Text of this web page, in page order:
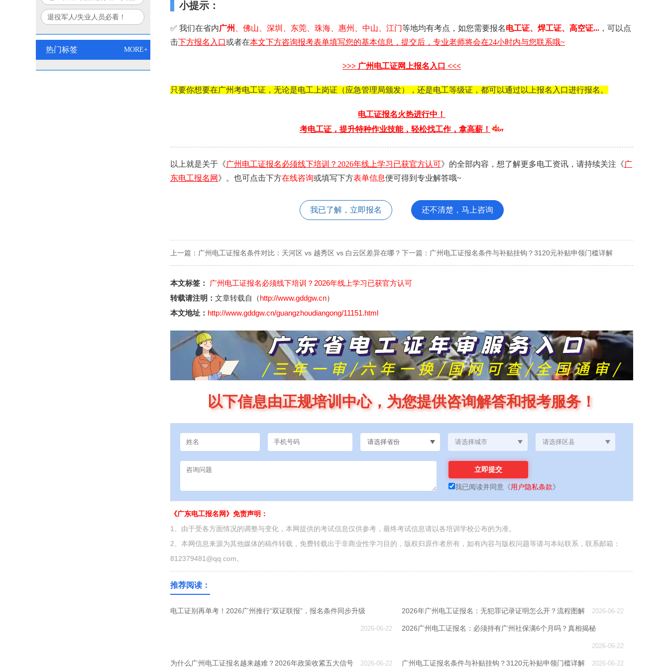
口诀
部+应急部联合认证权威解读
退役军人/失业人员必看！
入口
热门标签 MORE+
小提示：
✅ 我们在省内广州 、佛山、深圳、东莞、珠海、惠州、中山、江门等地均有考点，如您需要 报名电工证 、 焊工证 、 高空证... ，可以点
击下方报名入口或者在本文下方咨询报考表单填写您的基本信息，提交后，专业老师将会在24小时内与您联系哦~
>>> 广州电工证网上报名入口 <<<
只要你想要在广州考电工证，无论是电工上岗证（应急管理局颁发），还是电工等级证，都可以通过以上报名入口进行报名。
电工证报名火热进行中！
考电工证，提升特种作业技能，轻松找工作，拿高薪！
以上就是关于《广州电工证报名必须线下培训？2026年线上学习已获官方认可》的全部内容，想了解更多电工资讯，请持续关注《广
东电工报名网 》。也可点击下方在线咨询或填写下方表单信息便可得到专业解答哦~
我已了解，立即报名 还不清楚，马上咨询
上一篇： 广州电工证报名条件对比：天河区 vs 越秀区 vs 白云区差异在哪？ 下一篇： 广州电工证报名条件与补贴挂钩？3120元补贴申领门槛详解
本文标签：
广州电工证报名必须线下培训？2026年线上学习已获官方认可
转载请注明： 文章转载自（http://www.gddgw.cn）
本文地址： http://www.gddgw.cn/guangzhoudiangong/11151.html
以下信息由正规培训中心，为您提供咨询解答和报考服务！
我已阅读并同意 《用户隐私条款》
《广东电工报名网》免责声明：
1、由于受各方面情况的调整与变化，本网提供的考试信息仅供参考，最终考试信息请以各培训学校公布的为准。
2、本网信息来源为其他媒体的稿件转载，免费转载出于非商业性学习目的，版权归原作者所有，如有内容与版权问题等请与本站联系，联系邮箱：
812379481@qq.com。
推荐阅读：
电工证别再单考！2026广州推行“双证联报”，报名条件同步升级
2026-06-22
2026年广州电工证报名：无犯罪记录证明怎么开？流程图解 2026-06-22
2026广州电工证报名：必须持有广州社保满6个月吗？真相揭秘
2026-06-22
为什么广州电工证报名越来越难？2026年政策收紧五大信号 2026-06-22 广州电工证报名条件与补贴挂钩？3120元补贴申领门槛详解 2026-06-22